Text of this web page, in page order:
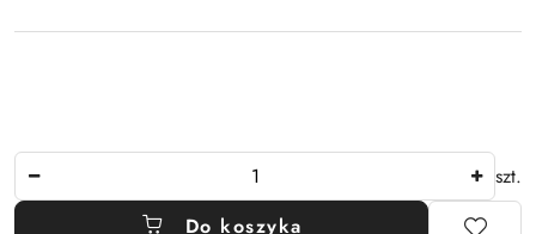
szt.
Do koszyka